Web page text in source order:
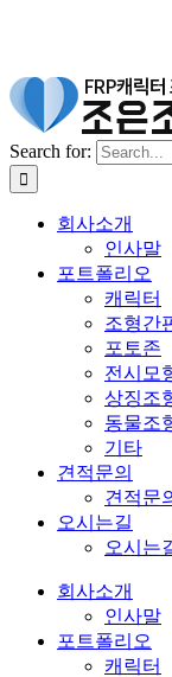
Search for:
회사소개
인사말
포트폴리오
캐릭터
조형간
포토존
전시모
상징조
동물조
기타
견적문의
견적문
오시는길
오시는
회사소개
인사말
포트폴리오
캐릭터